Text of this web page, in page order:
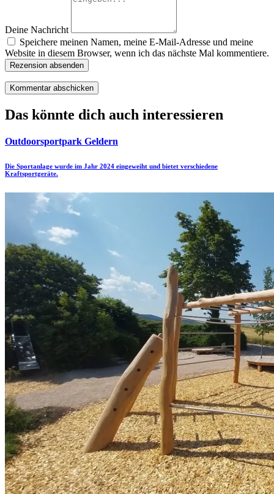
Deine Nachricht
Speichere meinen Namen, meine E-Mail-Adresse und meine
Website in diesem Browser, wenn ich das nächste Mal kommentiere.
Rezension absenden
Das könnte dich auch interessieren
Outdoorsportpark Geldern
Die Sportanlage wurde im Jahr 2024 eingeweiht und bietet verschiedene
Kraftsportgeräte.